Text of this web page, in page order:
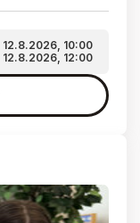
12.8.2026, 10:00
12.8.2026, 12:00